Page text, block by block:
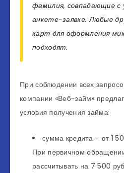
фамилия, совпадающие с
анкете-заявке. Любые
карт для оформления
подходят.
При соблюдении всех
компании «Веб-займ»
условия получения займа:
сумма кредита – от 1
При первичном
рассчитывать на 7 500